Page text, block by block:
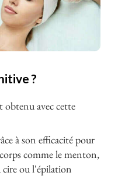
?
obtenu avec cette
à son efficacité pour
comme le menton,
cire ou l'épilation